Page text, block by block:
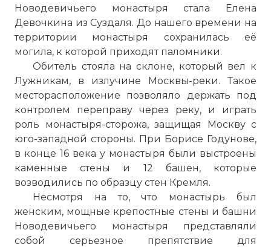
Новодевичьего монастыря стала Елена
Девочкина из Суздаля. До нашего времени на
территории монастыря сохранилась её
могила, к которой приходят паломники.
Обитель стояла на склоне, который вел к
Лужникам, в излучине Москвы-реки. Такое
месторасположение позволяло держать под
контролем переправу через реку, и играть
роль монастыря-сторожа, защищая Москву с
юго-западной стороны. При Борисе Годунове,
в конце 16 века у монастыря были выстроены
каменные стены и 12 башен, которые
возводились по образцу стен Кремля.
Несмотря на то, что монастырь был
женским, мощные крепостные стены и башни
Новодевичьего монастыря представляли
собой серьезное препятствие для